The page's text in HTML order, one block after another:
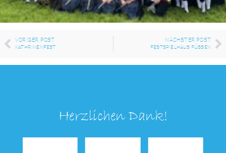
VORIGER POST
KATHRINENFEST
NÄCHSTER POST
FESTSPIELHAUS FÜSSEN
Herzlichen Dank!